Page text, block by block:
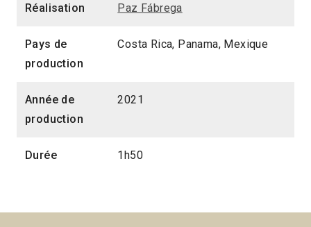
Réalisation Paz Fábrega
Pays de
production
Costa Rica, Panama, Mexique
Année de
production
2021
Durée 1h50